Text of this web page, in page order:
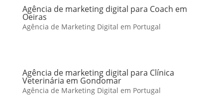
Agência de marketing digital para Coach em
Oeiras
Agência de Marketing Digital em Portugal
Agência de marketing digital para Clínica
Veterinária em Gondomar
Agência de Marketing Digital em Portugal